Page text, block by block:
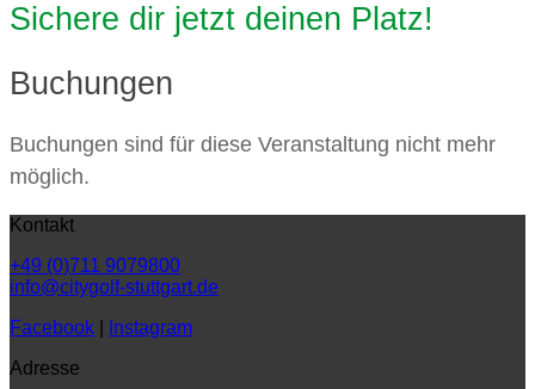
Sichere dir jetzt deinen Platz!
Buchungen
Buchungen sind für diese Veranstaltung nicht mehr
möglich.
Kontakt
+49 (0)711 9079800
info@citygolf-stuttgart.de
Facebook
Instagram
Adresse